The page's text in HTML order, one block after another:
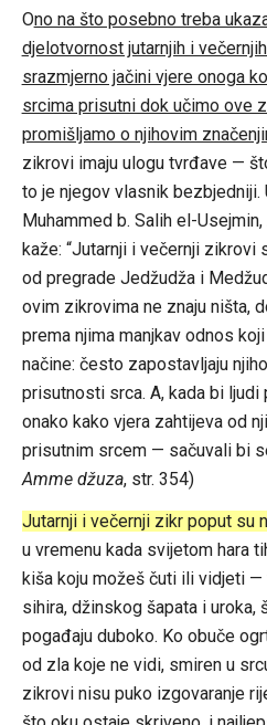
Ono na što posebno treba
djelotvornost jutarnjih i
srazmjerno jačini vjere onoga
srcima prisutni dok učimo ove
promišljamo o njihovim
zikrovi imaju ulogu tvrđave —
to je njegov vlasnik bezbjedniji.
Muhammed b. Salih el-
kaže: “Jutarnji i večernji
od pregrade Jedžudža i
ovim zikrovima ne znaju ništa,
prema njima manjkav odnos
načine: često zapostavljaju
prisutnosti srca. A, kada bi
onako kako vjera zahtijeva od
prisutnim srcem — sačuvali bi
Amme džuza, str. 354)
Jutarnji i večernji zikr poput su
u vremenu kada svijetom hara
kiša koju možeš čuti ili vidjeti
sihira, džinskog šapata i uroka,
pogađaju duboko. Ko obuče
od zla koje ne vidi, smiren u
zikrovi nisu puko izgovaranje